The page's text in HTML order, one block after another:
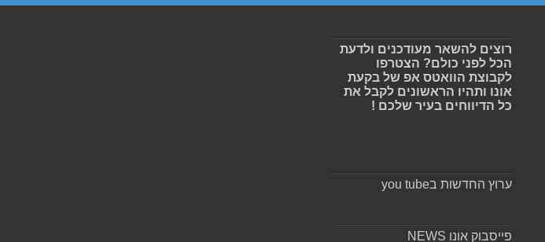
רוצים להשאר מעודכנים ולדעת
הכל לפני כולם? הצטרפו
לקבוצת הוואטס אפ של בקעת
אונו ותהיו הראשונים לקבל את
כל הדיווחים בעיר שלכם !
ערוץ החדשות בyou tube
פייסבוק אונו NEWS